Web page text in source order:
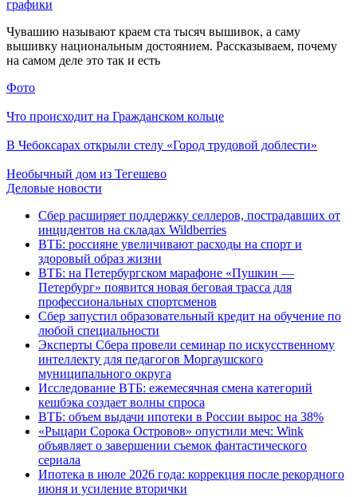
графики
Чувашию называют краем ста тысяч вышивок, а саму
вышивку национальным достоянием. Рассказываем, почему
на самом деле это так и есть
Фото
Что происходит на Гражданском кольце
В Чебоксарах открыли стелу «Город трудовой доблести»
Необычный дом из Тегешево
Деловые новости
Сбер расширяет поддержку селлеров, пострадавших от
инцидентов на складах Wildberries
ВТБ: россияне увеличивают расходы на спорт и
здоровый образ жизни
ВТБ: на Петербургском марафоне «Пушкин —
Петербург» появится новая беговая трасса для
профессиональных спортсменов
Сбер запустил образовательный кредит на обучение по
любой специальности
Эксперты Сбера провели семинар по искусственному
интеллекту для педагогов Моргаушского
муниципального округа
Исследование ВТБ: ежемесячная смена категорий
кешбэка создает волны спроса
ВТБ: объем выдачи ипотеки в России вырос на 38%
«Рыцари Сорока Островов» опустили меч: Wink
объявляет о завершении съемок фантастического
сериала
Ипотека в июле 2026 года: коррекция после рекордного
июня и усиление вторички